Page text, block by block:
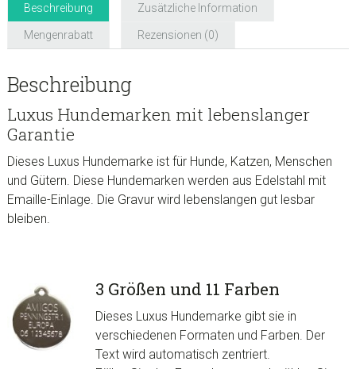
Beschreibung Zusätzliche Information
Mengenrabatt Rezensionen (0)
Beschreibung
Luxus Hundemarken mit lebenslanger
Garantie
Dieses Luxus Hundemarke ist für Hunde, Katzen, Menschen
und Gütern. Diese Hundemarken werden aus Edelstahl mit
Emaille-Einlage. Die Gravur wird lebenslangen gut lesbar
bleiben.
3 Größen und 11 Farben
Dieses Luxus Hundemarke gibt sie in
verschiedenen Formaten und Farben. Der
Text wird automatisch zentriert.